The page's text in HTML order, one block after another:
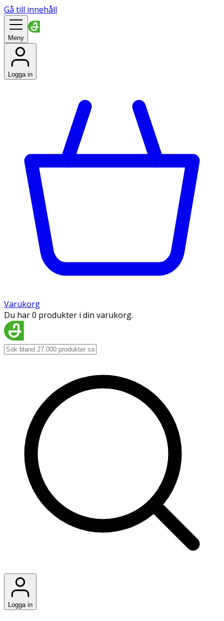
Gå till innehåll
Meny
Logga in
Varukorg
Du har 0 produkter i din varukorg.
Logga in